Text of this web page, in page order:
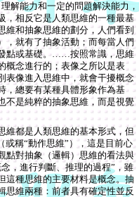
解能力和一定的問題解決能力，
，相反它是人類思維的一種最基
維和抽象思維的劃分，人們看到
，就有了抽象活動；而每當人們
點或基礎。……按照常識，思維
概念進行的；表像之所以是表
表像進入思維中，就會干擾概念
，總要有某種具體形象作為基
不是純粹的抽象思維，而是視覺
維都是人類思維的基本形式，但
或稱“動作思維”），這是目前心
點對抽象（邏輯）思維的看法與
，進行判斷、推理的過程”，雖
這種思維的主要材料是概念。抽
思維兩種：前者具有確定性並反